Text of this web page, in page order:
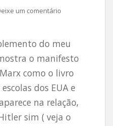
um comentário
do meu
o manifesto
como o livro
dos EUA e
na relação,
sim ( veja o